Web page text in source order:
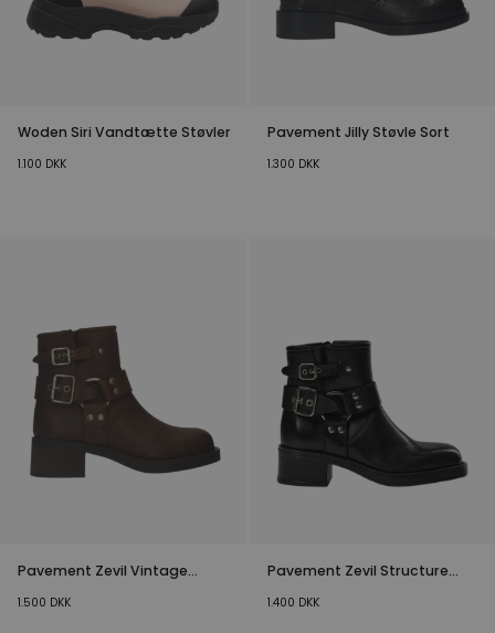
Woden Siri Vandtætte Støvler
1.100 DKK
Pavement Jilly Støvle Sort
1.300 DKK
Pavement Zevil Vintage
1.500 DKK
Pavement Zevil Structure
1.400 DKK